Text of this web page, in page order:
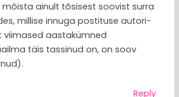
ainult tõsisest soovist surra
millise innuga postituse autori-
viimased aastakümned
täis tassinud on, on soov
Reply